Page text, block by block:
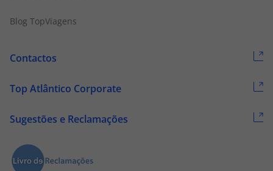
Blog TopViagens
Contactos
Top Atlântico Corporate
Sugestões e Reclamações